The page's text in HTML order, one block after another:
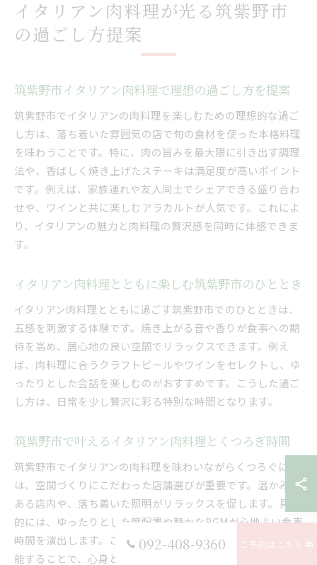
イタリアン肉料理が光る筑紫野市
の過ごし方提案
筑紫野市イタリアン肉料理で理想の過ごし方を提案
筑紫野市でイタリアンの肉料理を楽しむための理想的な過ご
し方は、落ち着いた雰囲気の店で旬の食材を使った本格料理
を味わうことです。特に、肉の旨みを最大限に引き出す調理
法や、香ばしく焼き上げたステーキは満足度が高いポイント
です。例えば、家族連れや友人同士でシェアできる盛り合わ
せや、ワインと共に楽しむアラカルトが人気です。これによ
り、イタリアンの魅力と肉料理の贅沢感を同時に体感できま
す。
イタリアン肉料理とともに楽しむ筑紫野市のひととき
イタリアン肉料理とともに過ごす筑紫野市でのひとときは、
五感を刺激する体験です。焼き上がる音や香りが食事への期
待を高め、居心地の良い空間でリラックスできます。例え
ば、肉料理に合うクラフトビールやワインをセレクトし、ゆ
ったりとした会話を楽しむのがおすすめです。こうした過ご
し方は、日常を少し贅沢に彩る特別な時間となります。
筑紫野市で叶えるイタリアン肉料理とくつろぎ時間
筑紫野市でイタリアンの肉料理を味わいながらくつろぐに
は、空間づくりにこだわった店舗選びが重要です。温かみの
ある店内や、落ち着いた照明がリラックスを促します。具体
的には、ゆったりとした席配置や静かなBGMが心地よい食事
時間を演出します。こうした環境で、じっくりと肉料理を堪
能することで、心身ともに満たされるひとときを過ごせま
092-408-9360 ご予約はこちら